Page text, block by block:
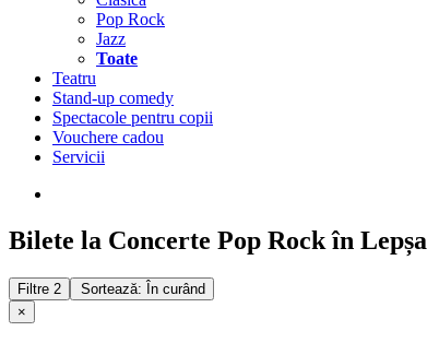
Pop Rock
Jazz
Toate
Teatru
Stand-up comedy
Spectacole pentru copii
Vouchere cadou
Servicii
Bilete la Concerte Pop Rock în Lepșa
Filtre 2
Sortează: În curând
×